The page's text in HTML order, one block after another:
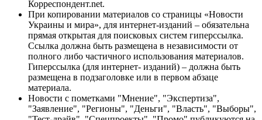
Корреспондент.net.
При копировании материалов со страницы «Новости
Украины и мира», для интернет-изданий – обязательна
прямая открытая для поисковых систем гиперссылка.
Ссылка должна быть размещена в независимости от
полного либо частичного использования материалов.
Гиперссылка (для интернет- изданий) – должна быть
размещена в подзаголовке или в первом абзаце
материала.
Новости с пометками "Мнение", "Экспертиза",
"Заявление", "Регионы", "Деньги", "Власть", "Выборы",